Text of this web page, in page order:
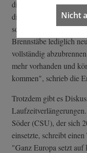
die kurzfristige
die Planung des
sogenannten
Brennstäbe lediglich
vollständig
mehr vorhanden und
kommen", schrieb die
Trotzdem gibt es
Söder (CSU), der sich
einsetzte, schreibt
"Ganz Europa setzt
Nicht